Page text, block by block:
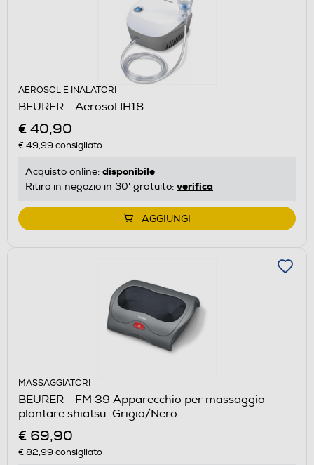
AEROSOL E INALATORI
BEURER - Aerosol IH18
€ 40,90
€ 49,99 consigliato
Acquisto online: disponibile
Ritiro in negozio in 30' gratuito: verifica
AGGIUNGI
MASSAGGIATORI
BEURER - FM 39 Apparecchio per massaggio
plantare shiatsu-Grigio/Nero
€ 69,90
€ 82,99 consigliato